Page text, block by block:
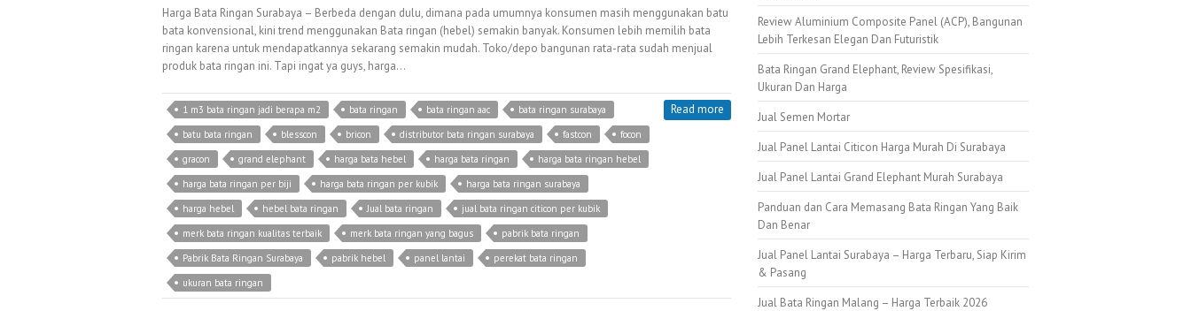
Harga Bata Ringan Surabaya – Berbeda dengan dulu, dimana pada umumnya konsumen masih menggunakan batu
bata konvensional, kini trend menggunakan Bata ringan (hebel) semakin banyak. Konsumen lebih memilih bata
ringan karena untuk mendapatkannya sekarang semakin mudah. Toko/depo bangunan rata-rata sudah menjual
produk bata ringan ini. Tapi ingat ya guys, harga…
1 m3 bata ringan jadi berapa m2 bata ringan bata ringan aac
bata ringan surabaya
batu bata ringan
blesscon bricon distributor bata ringan surabaya fastcon
focon
gracon
grand elephant harga bata hebel harga bata ringan
harga bata ringan hebel
harga bata ringan per biji
harga bata ringan per kubik
harga bata ringan surabaya
harga hebel
hebel bata ringan Jual bata ringan
jual bata ringan citicon per kubik
merk bata ringan kualitas terbaik
merk bata ringan yang bagus
pabrik bata ringan
Pabrik Bata Ringan Surabaya
pabrik hebel panel lantai
perekat bata ringan
ukuran bata ringan
Read more
Review Aluminium Composite Panel (ACP), Bangunan
Lebih Terkesan Elegan Dan Futuristik
Bata Ringan Grand Elephant, Review Spesifikasi,
Ukuran Dan Harga
Jual Semen Mortar
Jual Panel Lantai Citicon Harga Murah Di Surabaya
Jual Panel Lantai Grand Elephant Murah Surabaya
Panduan dan Cara Memasang Bata Ringan Yang Baik
Dan Benar
Jual Panel Lantai Surabaya – Harga Terbaru, Siap Kirim
& Pasang
Jual Bata Ringan Malang – Harga Terbaik 2026